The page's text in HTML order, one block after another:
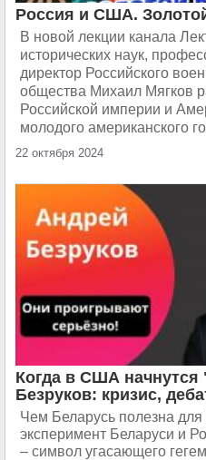
Россия и США.
В новой лекции канала
исторических наук,
директор Российского
общества Михаил Мягков
Российской империи и
молодого американского
22 октября 2024
Когда в США
Безруков: кризис,
Чем Беларусь полезна
эксперимент Беларуси и
– символ угасающего